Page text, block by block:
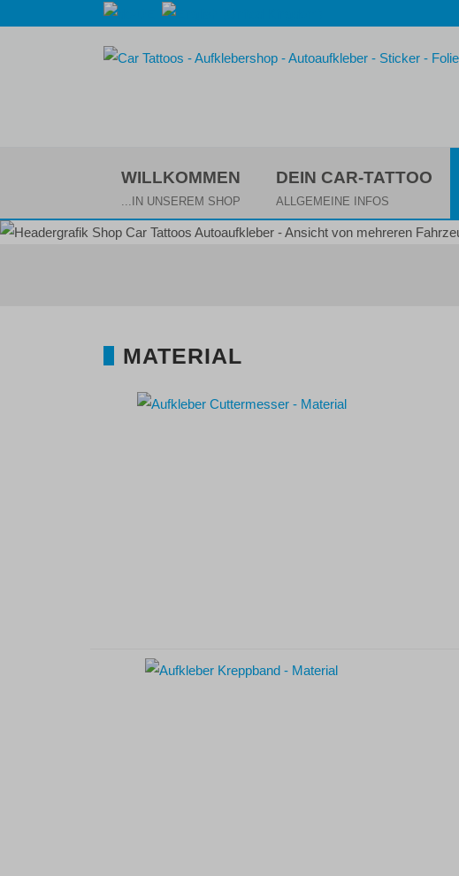
WILLKOMMEN
...IN UNSEREM SHOP
DEIN CAR-TATTOO
ALLGEMEINE INFOS
MATERIAL